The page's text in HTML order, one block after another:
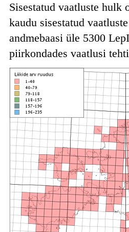
Sisestatud vaatluste hulk
kaudu sisestatud
andmebaasi üle 5300
piirkondades vaatlusi